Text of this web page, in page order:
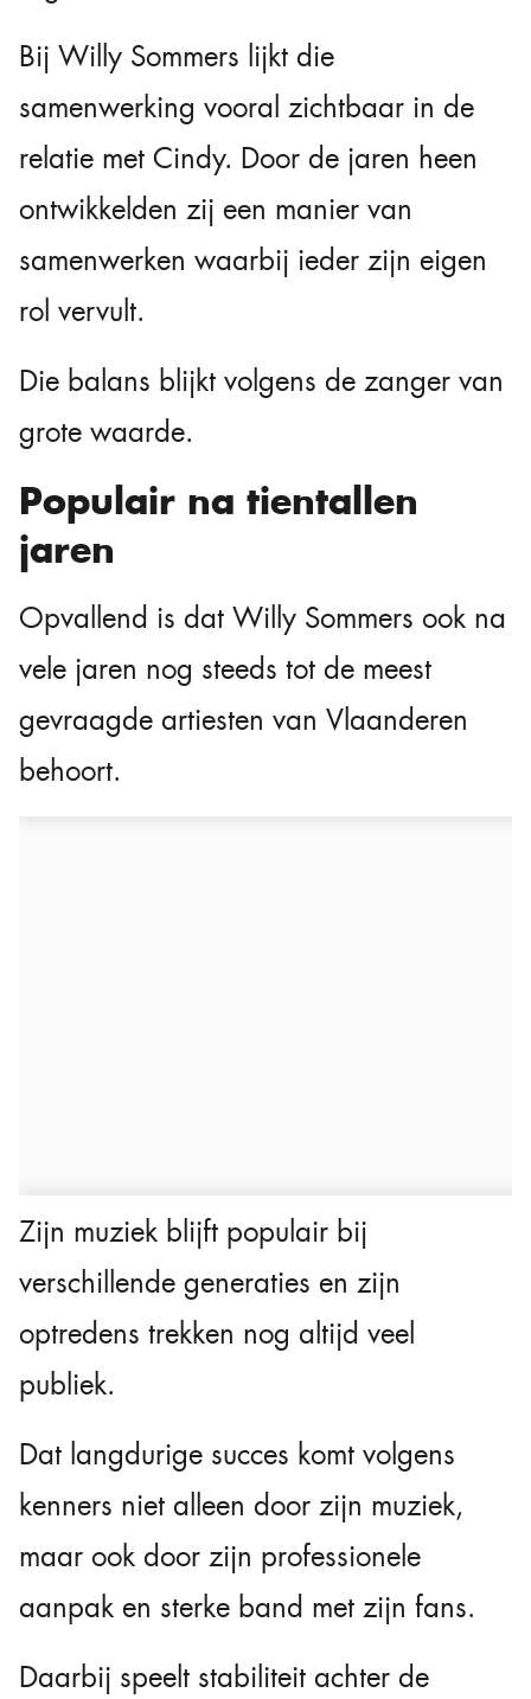
Bij Willy Sommers lijkt die
samenwerking vooral zichtbaar in de
relatie met Cindy. Door de jaren heen
ontwikkelden zij een manier van
samenwerken waarbij ieder zijn eigen
rol vervult.
Die balans blijkt volgens de zanger van
grote waarde.
Populair na tientallen
jaren
Opvallend is dat Willy Sommers ook na
vele jaren nog steeds tot de meest
gevraagde artiesten van Vlaanderen
behoort.
Zijn muziek blijft populair bij
verschillende generaties en zijn
optredens trekken nog altijd veel
publiek.
Dat langdurige succes komt volgens
kenners niet alleen door zijn muziek,
maar ook door zijn professionele
aanpak en sterke band met zijn fans.
Daarbij speelt stabiliteit achter de